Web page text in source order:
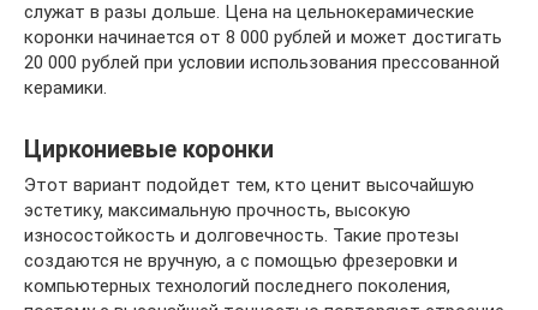
служат в разы дольше. Цена на цельнокерамические
коронки начинается от 8 000 рублей и может достигать
20 000 рублей при условии использования прессованной
керамики.
Циркониевые коронки
Этот вариант подойдет тем, кто ценит высочайшую
эстетику, максимальную прочность, высокую
износостойкость и долговечность. Такие протезы
создаются не вручную, а с помощью фрезеровки и
компьютерных технологий последнего поколения,